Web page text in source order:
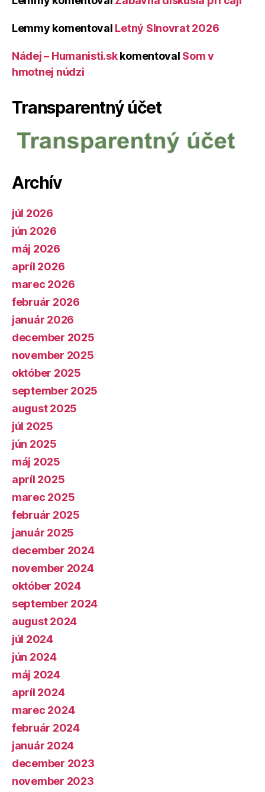
Lemmy komentoval Letný Slnovrat 2026
Nádej – Humanisti.skkomentoval Som v
hmotnej núdzi
Transparentný účet
Archív
júl 2026
jún 2026
máj 2026
apríl 2026
marec 2026
február 2026
január 2026
december 2025
november 2025
október 2025
september 2025
august 2025
júl 2025
jún 2025
máj 2025
apríl 2025
marec 2025
február 2025
január 2025
december 2024
november 2024
október 2024
september 2024
august 2024
júl 2024
jún 2024
máj 2024
apríl 2024
marec 2024
február 2024
január 2024
december 2023
november 2023